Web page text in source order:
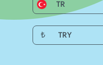
TR
₺ TRY